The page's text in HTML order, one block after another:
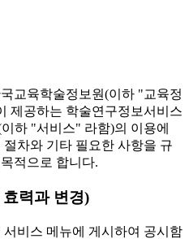
교육학술정보원(이하 "교육정
제공하는 학술연구정보서비스
하 "서비스" 라함)의 이용에
절차와 기타 필요한 사항을 규
적으로 합니다.
력과 변경)
비스 메뉴에 게시하여 공시함